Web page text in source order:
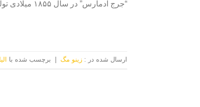
“جرج ادمارس” در سال ۱۸۵۵ میلادی تولید شد). الیاف مصنوعی از مغز […]
ارسال شده در : زینو مگ برچسب‌ شده با